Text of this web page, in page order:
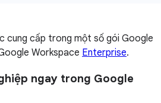
cung cấp trong một số gói Google
Workspace Enterprise.
ngay trong Google